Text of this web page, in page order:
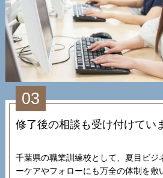
03
修了後の相談も受け付けてい
千葉県の職業訓練校として、夏目ビジ
ーケアやフォローにも万全の体制を敷